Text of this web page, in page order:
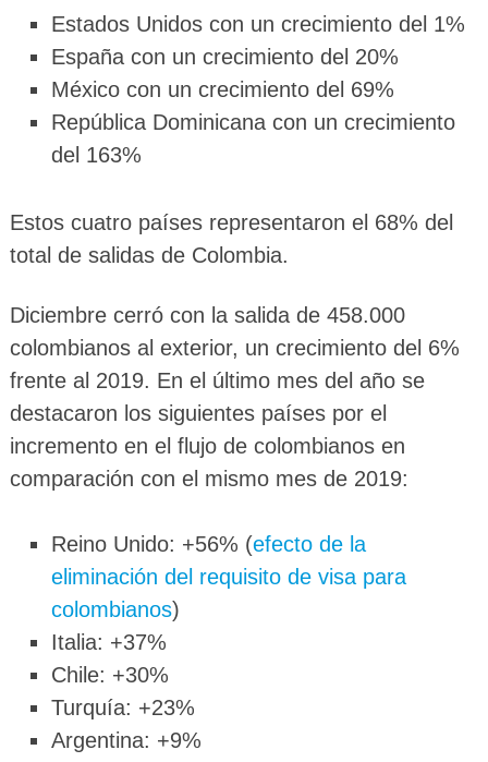
Estados Unidos con un crecimiento del 1%
España con un crecimiento del 20%
México con un crecimiento del 69%
República Dominicana con un crecimiento
del 163%
Estos cuatro países representaron el 68% del
total de salidas de Colombia.
Diciembre cerró con la salida de 458.000
colombianos al exterior, un crecimiento del 6%
frente al 2019. En el último mes del año se
destacaron los siguientes países por el
incremento en el flujo de colombianos en
comparación con el mismo mes de 2019:
Reino Unido: +56% (efecto de la
eliminación del requisito de visa para
colombianos)
Italia: +37%
Chile: +30%
Turquía: +23%
Argentina: +9%